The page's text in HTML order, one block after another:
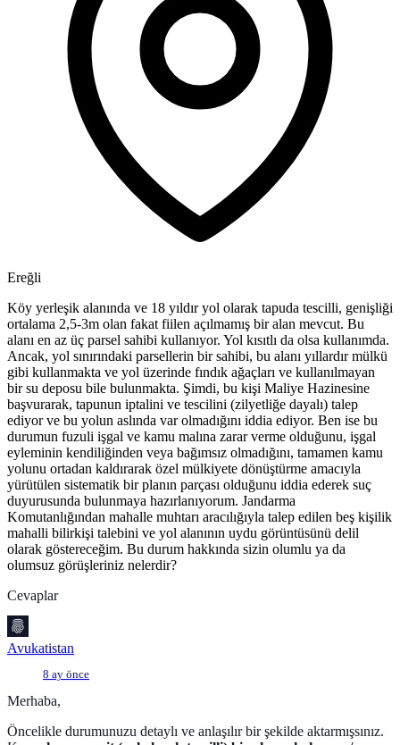
Ereğli
Köy yerleşik alanında ve 18 yıldır yol olarak tapuda tescilli, genişliği
ortalama 2,5-3m olan fakat fiilen açılmamış bir alan mevcut. Bu
alanı en az üç parsel sahibi kullanıyor. Yol kısıtlı da olsa kullanımda.
Ancak, yol sınırındaki parsellerin bir sahibi, bu alanı yıllardır mülkü
gibi kullanmakta ve yol üzerinde fındık ağaçları ve kullanılmayan
bir su deposu bile bulunmakta. Şimdi, bu kişi Maliye Hazinesine
başvurarak, tapunun iptalini ve tescilini (zilyetliğe dayalı) talep
ediyor ve bu yolun aslında var olmadığını iddia ediyor. Ben ise bu
durumun fuzuli işgal ve kamu malına zarar verme olduğunu, işgal
eyleminin kendiliğinden veya bağımsız olmadığını, tamamen kamu
yolunu ortadan kaldırarak özel mülkiyete dönüştürme amacıyla
yürütülen sistematik bir planın parçası olduğunu iddia ederek suç
duyurusunda bulunmaya hazırlanıyorum. Jandarma
Komutanlığından mahalle muhtarı aracılığıyla talep edilen beş kişilik
mahalli bilirkişi talebini ve yol alanının uydu görüntüsünü delil
olarak göstereceğim. Bu durum hakkında sizin olumlu ya da
olumsuz görüşleriniz nelerdir?
Cevaplar
Avukatistan
8 ay önce
Merhaba,
Öncelikle durumunuzu detaylı ve anlaşılır bir şekilde aktarmışsınız.